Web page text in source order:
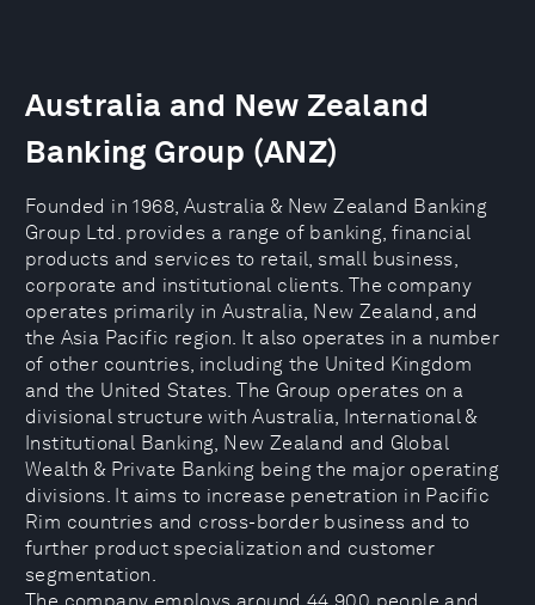
Australia and New Zealand
Banking Group (ANZ)
Founded in 1968, Australia & New Zealand Banking
Group Ltd. provides a range of banking, financial
products and services to retail, small business,
corporate and institutional clients. The company
operates primarily in Australia, New Zealand, and
the Asia Pacific region. It also operates in a number
of other countries, including the United Kingdom
and the United States. The Group operates on a
divisional structure with Australia, International &
Institutional Banking, New Zealand and Global
Wealth & Private Banking being the major operating
divisions. It aims to increase penetration in Pacific
Rim countries and cross-border business and to
further product specialization and customer
segmentation.